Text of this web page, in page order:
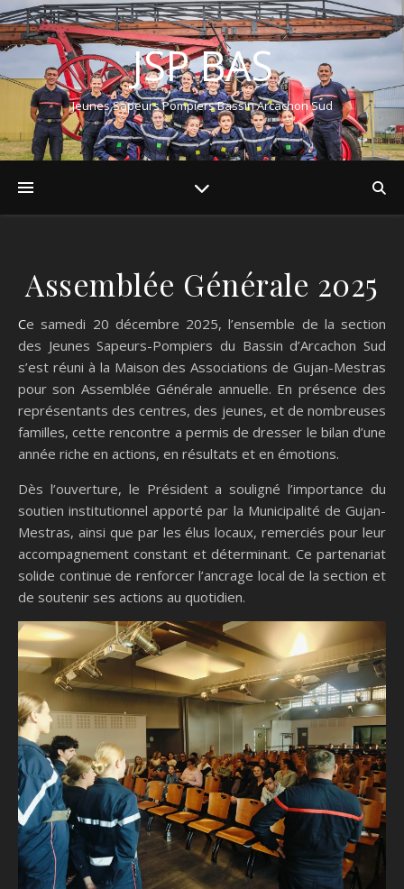
JSP BAS
Jeunes Sapeurs Pompiers Bassin Arcachon Sud
Assemblée Générale 2025
Ce samedi 20 décembre 2025, l’ensemble de la section
des Jeunes Sapeurs-Pompiers du Bassin d’Arcachon Sud
s’est réuni à la Maison des Associations de Gujan-Mestras
pour son Assemblée Générale annuelle. En présence des
représentants des centres, des jeunes, et de nombreuses
familles, cette rencontre a permis de dresser le bilan d’une
année riche en actions, en résultats et en émotions.
Dès l’ouverture, le Président a souligné l’importance du
soutien institutionnel apporté par la Municipalité de Gujan-
Mestras, ainsi que par les élus locaux, remerciés pour leur
accompagnement constant et déterminant. Ce partenariat
solide continue de renforcer l’ancrage local de la section et
de soutenir ses actions au quotidien.